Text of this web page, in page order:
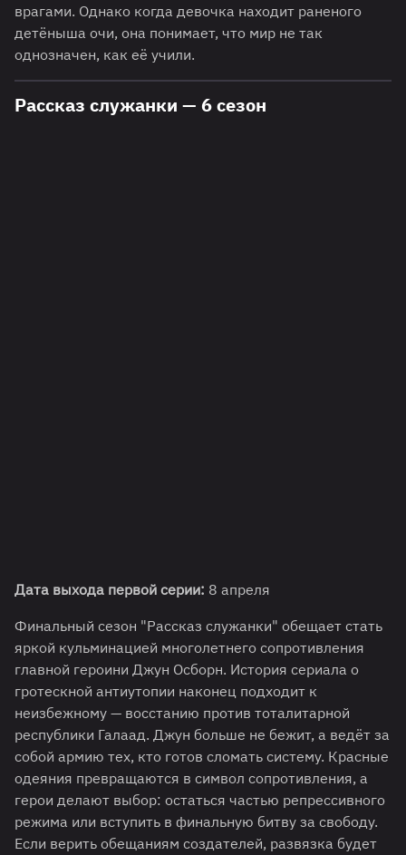
врагами. Однако когда девочка находит раненого
детёныша очи, она понимает, что мир не так
однозначен, как её учили.
Рассказ служанки — 6 сезон
Дата выхода первой серии: 8 апреля
Финальный сезон "Рассказ служанки" обещает стать
яркой кульминацией многолетнего сопротивления
главной героини Джун Осборн. История сериала о
гротескной антиутопии наконец подходит к
неизбежному — восстанию против тоталитарной
республики Галаад. Джун больше не бежит, а ведёт за
собой армию тех, кто готов сломать систему. Красные
одеяния превращаются в символ сопротивления, а
герои делают выбор: остаться частью репрессивного
режима или вступить в финальную битву за свободу.
Если верить обещаниям создателей, развязка будет